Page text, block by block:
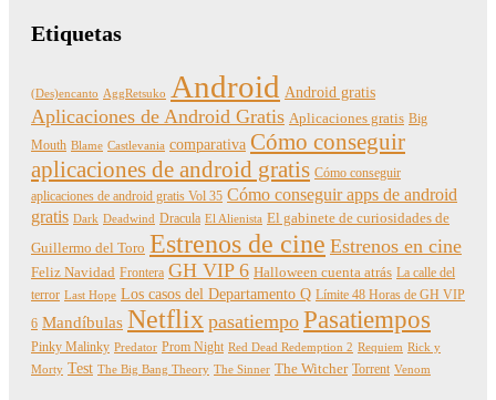
Etiquetas
(Des)encanto AggRetsuko Android Android gratis
Aplicaciones de Android Gratis Aplicaciones gratis Big
Mouth Blame Castlevania comparativa Cómo conseguir
aplicaciones de android gratis Cómo conseguir
aplicaciones de android gratis Vol 35 Cómo conseguir apps de android
gratis Dark Deadwind Dracula El Alienista El gabinete de curiosidades de
Guillermo del Toro Estrenos de cine Estrenos en cine
Feliz Navidad Frontera GH VIP 6 Halloween cuenta atrás La calle del
terror Last Hope Los casos del Departamento Q Límite 48 Horas de GH VIP
6 Mandíbulas Netflix pasatiempo Pasatiempos
Pinky Malinky Predator Prom Night Red Dead Redemption 2 Requiem Rick y
Morty Test The Big Bang Theory The Sinner The Witcher Torrent Venom